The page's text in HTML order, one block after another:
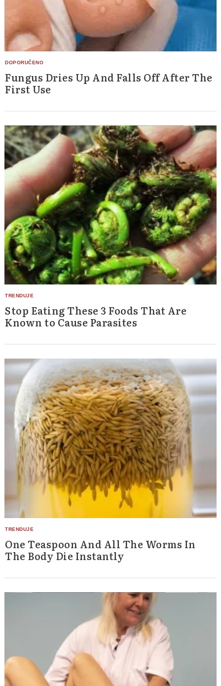
Fungus Dries Up And Falls Off After The
First Use
Stop Eating These 3 Foods That Are
Known to Cause Parasites
One Teaspoon And All The Worms In
The Body Die Instantly